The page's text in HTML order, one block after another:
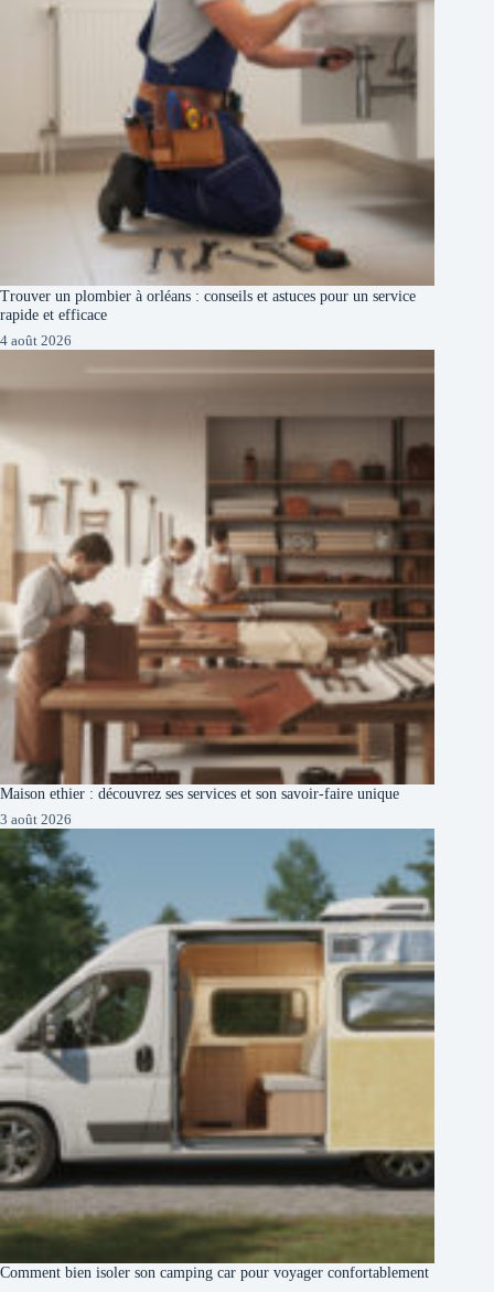
Trouver un plombier à orléans : conseils et astuces pour un service
rapide et efficace
4 août 2026
Maison ethier : découvrez ses services et son savoir-faire unique
3 août 2026
Comment bien isoler son camping car pour voyager confortablement